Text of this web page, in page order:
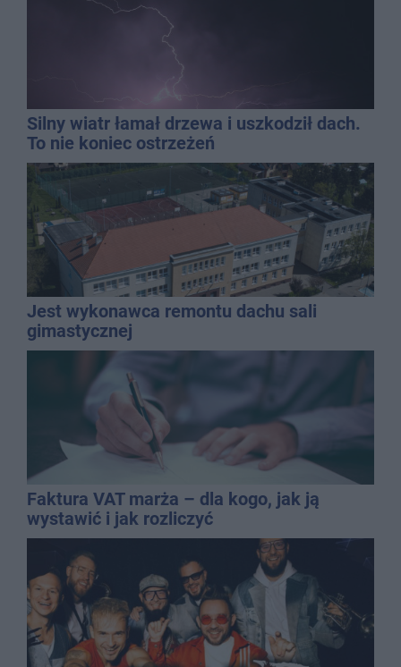
Silny wiatr łamał drzewa i uszkodził dach.
To nie koniec ostrzeżeń
Jest wykonawca remontu dachu sali
gimastycznej
Faktura VAT marża – dla kogo, jak ją
wystawić i jak rozliczyć